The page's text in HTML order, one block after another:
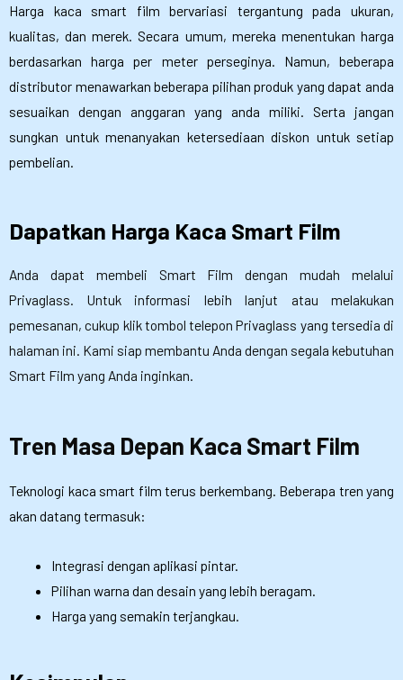
Harga kaca smart film bervariasi tergantung pada ukuran,
kualitas, dan merek. Secara umum, mereka menentukan harga
berdasarkan harga per meter perseginya. Namun, beberapa
distributor menawarkan beberapa pilihan produk yang dapat anda
sesuaikan dengan anggaran yang anda miliki. Serta jangan
sungkan untuk menanyakan ketersediaan diskon untuk setiap
pembelian.
Dapatkan Harga Kaca Smart Film
Anda dapat membeli Smart Film dengan mudah melalui
Privaglass. Untuk informasi lebih lanjut atau melakukan
pemesanan, cukup klik tombol telepon Privaglass yang tersedia di
halaman ini. Kami siap membantu Anda dengan segala kebutuhan
Smart Film yang Anda inginkan.
Tren Masa Depan Kaca Smart Film
Teknologi kaca smart film terus berkembang. Beberapa tren yang
akan datang termasuk:
Integrasi dengan aplikasi pintar.
Pilihan warna dan desain yang lebih beragam.
Harga yang semakin terjangkau.